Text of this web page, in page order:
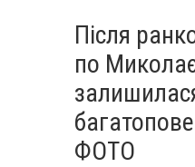
Після
по
ФОТО